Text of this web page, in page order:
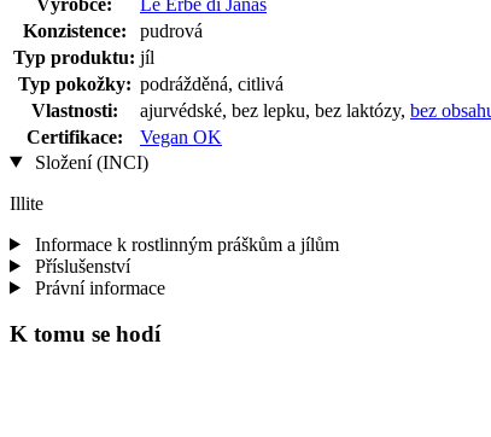
Konzistence:
pudrová
Typ produktu: jíl
Typ pokožky: podrážděná, citlivá
Vlastnosti:
ajurvédské, bez lepku, bez laktózy, bez
Certifikace:
Vegan OK
Složení (INCI)
Illite
Informace k rostlinným práškům a jílům
Příslušenství
Právní informace
K tomu se hodí